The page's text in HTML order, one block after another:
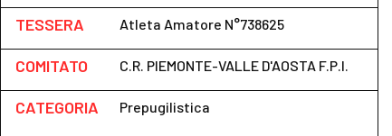
TESSERA Atleta Amatore N°738625
COMITATO C.R. PIEMONTE-VALLE D'AOSTA F.P.I.
CATEGORIA Prepugilistica